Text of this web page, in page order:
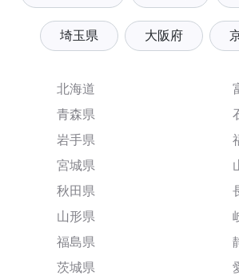
埼玉県 大阪府
北海道
青森県
岩手県
宮城県
秋田県
山形県
福島県
茨城県